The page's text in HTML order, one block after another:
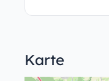
Karte